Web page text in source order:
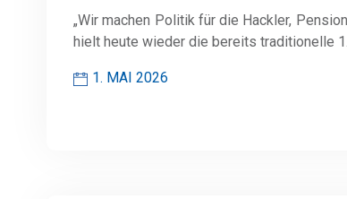
„Wir machen Politik für die Hackler,
hielt heute wieder die bereits traditionelle
1. MAI 2026